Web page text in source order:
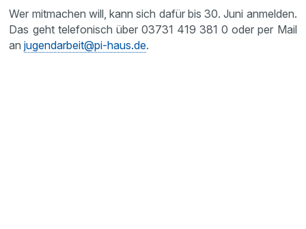
Wer mitmachen will, kann sich dafür bis 30. Juni anmelden.
Das geht telefonisch über 03731 419 381 0 oder per Mail
anjugendarbeit@pi-haus.de.